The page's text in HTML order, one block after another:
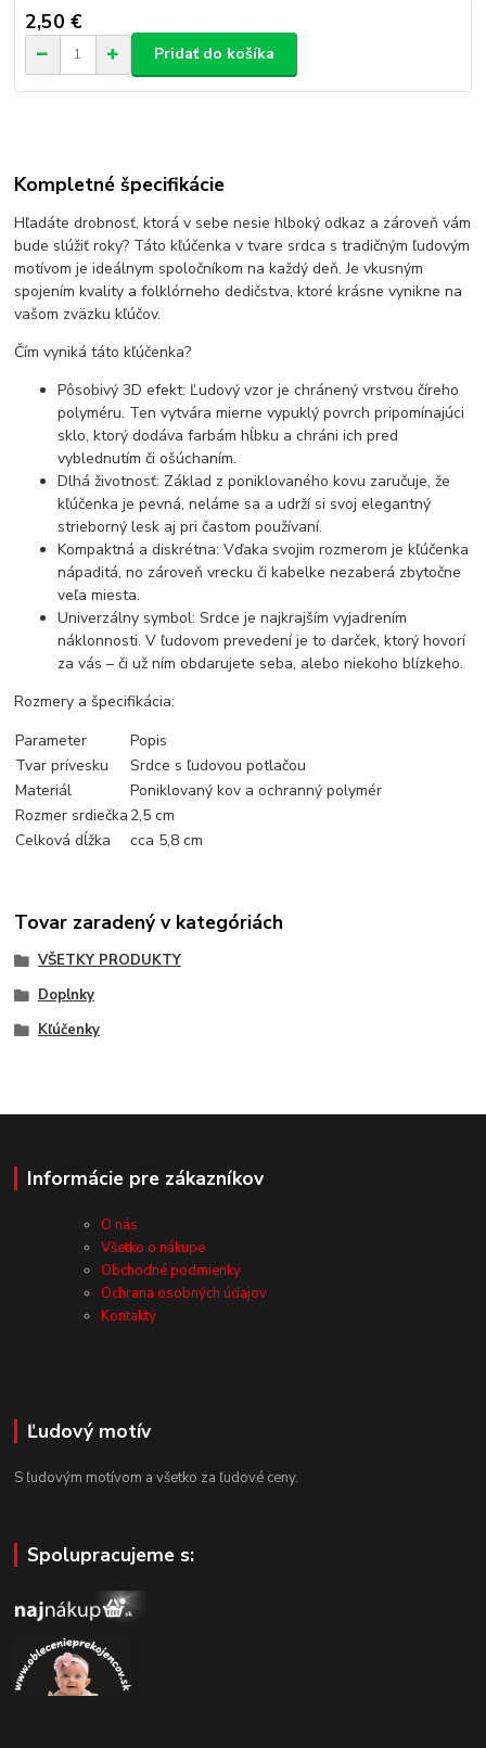
2,50 €
Pridať do košíka
Kompletné špecifikácie
Hľadáte drobnosť, ktorá v sebe nesie hlboký odkaz a zároveň vám
bude slúžiť roky? Táto kľúčenka v tvare srdca s tradičným ľudovým
motívom je ideálnym spoločníkom na každý deň. Je vkusným
spojením kvality a folklórneho dedičstva, ktoré krásne vynikne na
vašom zväzku kľúčov.
Čím vyniká táto kľúčenka?
Pôsobivý 3D efekt: Ľudový vzor je chránený vrstvou číreho
polyméru. Ten vytvára mierne vypuklý povrch pripomínajúci
sklo, ktorý dodáva farbám hĺbku a chráni ich pred
vyblednutím či ošúchaním.
Dlhá životnosť: Základ z poniklovaného kovu zaručuje, že
kľúčenka je pevná, neláme sa a udrží si svoj elegantný
strieborný lesk aj pri častom používaní.
Kompaktná a diskrétna: Vďaka svojim rozmerom je kľúčenka
nápaditá, no zároveň vrecku či kabelke nezaberá zbytočne
veľa miesta.
Univerzálny symbol: Srdce je najkrajším vyjadrením
náklonnosti. V ľudovom prevedení je to darček, ktorý hovorí
za vás – či už ním obdarujete seba, alebo niekoho blízkeho.
Rozmery a špecifikácia:
Parameter
Popis
Tvar prívesku
Srdce s ľudovou potlačou
Materiál
Poniklovaný kov a ochranný polymér
Rozmer srdiečka 2,5 cm
Celková dĺžka
cca 5,8 cm
Tovar zaradený v kategóriách
VŠETKY PRODUKTY
Doplnky
Kľúčenky
Informácie pre zákazníkov
O nás
Všetko o nákupe
Obchodné podmienky
Ochrana osobných údajov
Kontakty
Ľudový motív
S ľudovým motívom a všetko za ľudové ceny.
Spolupracujeme s: